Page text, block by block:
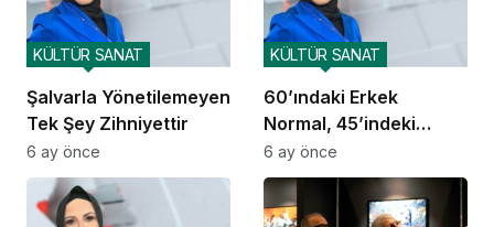
Şalvarla Yönetilemeyen
Tek Şey Zihniyettir
KÜLTÜR SANAT
6 ay önce
60’ındaki Erkek
Normal, 45’indeki
Kadın Skandal mı?
KÜLTÜR SANAT
6 ay önce